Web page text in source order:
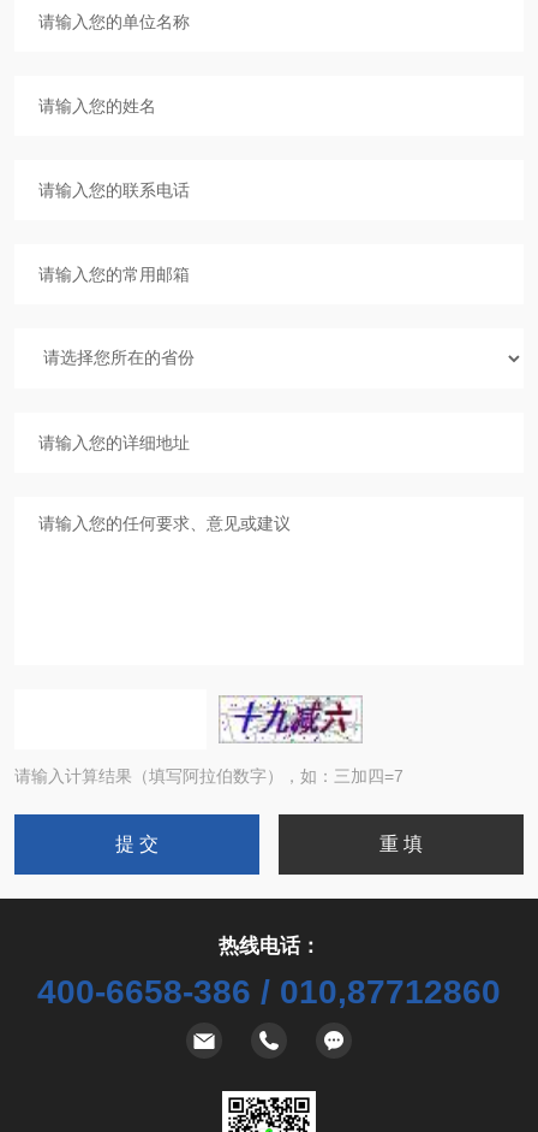
请输入计算结果（填写阿拉伯数字），如：三加四=7
热线电话：
400-6658-386 / 010,87712860